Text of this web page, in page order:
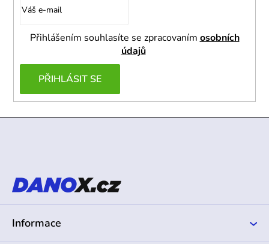
Přihlášením souhlasíte se zpracovaním osobních
údajů
PŘIHLÁSIT SE
t
Informace